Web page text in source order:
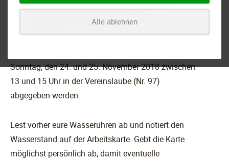
Alle ablehnen
Sonntag, den 24. und 25. November 2018 zwischen
13 und 15 Uhr in der Vereinslaube (Nr. 97)
abgegeben werden.
Lest vorher eure Wasseruhren ab und notiert den
Wasserstand auf der Arbeitskarte. Gebt die Karte
möglichst persönlich ab, damit eventuelle